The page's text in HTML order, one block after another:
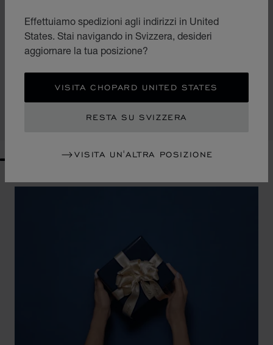
Effettuiamo spedizioni agli indirizzi in United
States. Stai navigando in Svizzera, desideri
aggiornare la tua posizione?
VISITA CHOPARD UNITED STATES
RESTA SU SVIZZERA
VISITA UN'ALTRA POSIZIONE
OROLOGIO DA TAVOLO CLASSIC
ACCIAIO INOSSIDABILE
CHF 805
ACQUISTA